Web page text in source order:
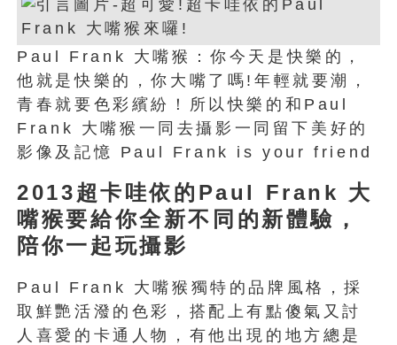
Paul Frank 大嘴猴：你今天是快樂的，
他就是快樂的，你大嘴了嗎!年輕就要潮，
青春就要色彩繽紛！所以快樂的和Paul
Frank 大嘴猴一同去攝影一同留下美好的
影像及記憶 Paul Frank is your friend
2013超卡哇依的Paul Frank 大
嘴猴要給你全新不同的新體驗，
陪你一起玩攝影
Paul Frank 大嘴猴獨特的品牌風格，採
取鮮艷活潑的色彩，搭配上有點傻氣又討
人喜愛的卡通人物，有他出現的地方總是